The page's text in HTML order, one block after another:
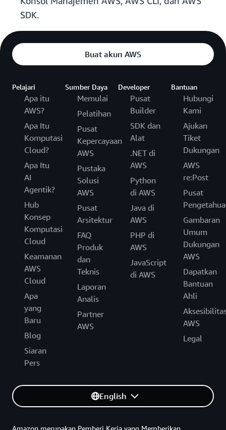
SDK.
Buat akun AWS
Pelajari
Apa itu
AWS?
Apa Itu
Komputasi
Cloud?
Apa Itu
AI
Agentik?
Hub
Konsep
Komputasi
Cloud
Keamanan
AWS
Cloud
Apa
yang
Baru
Blog
Siaran
Pers
Sumber Daya
Memulai
Pelatihan
Pusat
Kepercayaan
AWS
Pustaka
Solusi
AWS
Pusat
Arsitektur
FAQ
Produk
dan
Teknis
Laporan
Analis
Partner
AWS
Developer
Pusat
Builder
SDK dan
Alat
.NET di
AWS
Python
di AWS
Java di
AWS
PHP di
AWS
JavaScript
di AWS
Bantuan
Hubungi
Kami
Ajukan
Tiket
Dukungan
AWS
re:Post
Pusat
Gambaran
Umum
Dukungan
AWS
Dapatkan
Bantuan
Ahli
AWS
Legal
English